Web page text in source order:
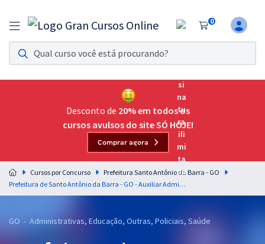
0
Assinatura Ilimitada 11
Acesso a todos os cursos. Teste grátis por 7 dias!
Assinatura OAB Até Passar
Acesso ilimitado a toda preparação para o Exame da
Residências Multiprofissionais
Preparação completa e intensiva para as principais
residências em saúde do Brasil
Desconto de 20% em todos os
cursos avulsos do site SÓ HOJE!
Comprar agora
Cursos por Concurso
Prefeitura Santo Antônio da Barra - GO
Prefeitura de Santo Antônio da Barra - GO - Auxiliar Administrativo (Pós-Edital)
GO - Administrativas, Educação, Outras, Policiais, Saúde